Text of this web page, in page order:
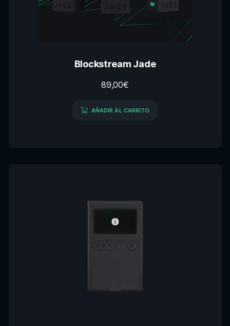
Blockstream Jade
89,00€
AÑADIR AL CARRITO